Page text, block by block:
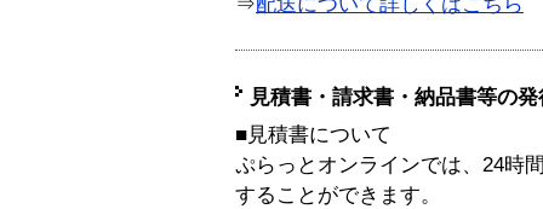
⇒配送について詳しくはこちら
見積書・請求書・納品書等の
■見積書について
ぷらっとオンラインでは、24時
することができます。